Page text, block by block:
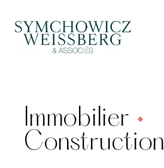
Immobilier •
Construction